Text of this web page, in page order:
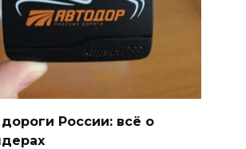
России: всё о